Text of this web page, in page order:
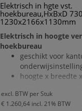
bladdikte 25 mm
draagvermogen
geluidsniveau
T-voetonderstel
slag- en
in antraciet
hoogteverstelling
elektromotoren
Elektrisch in hgte vst.
hoekbureau,HxBxD
1230x2166x1130mm
Elektrisch in hoogte
hoekbureau
geschikt voor
hoogte x breedte
blad van hout met
excl. BTW per Stuk
€ 1.260,64 incl. 21% BTW